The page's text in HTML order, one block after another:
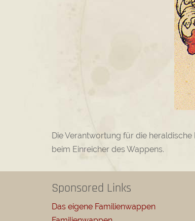
Die Verantwortung für die
beim Einreicher des Wappens.
Sponsored Links
Das eigene Familienwappen